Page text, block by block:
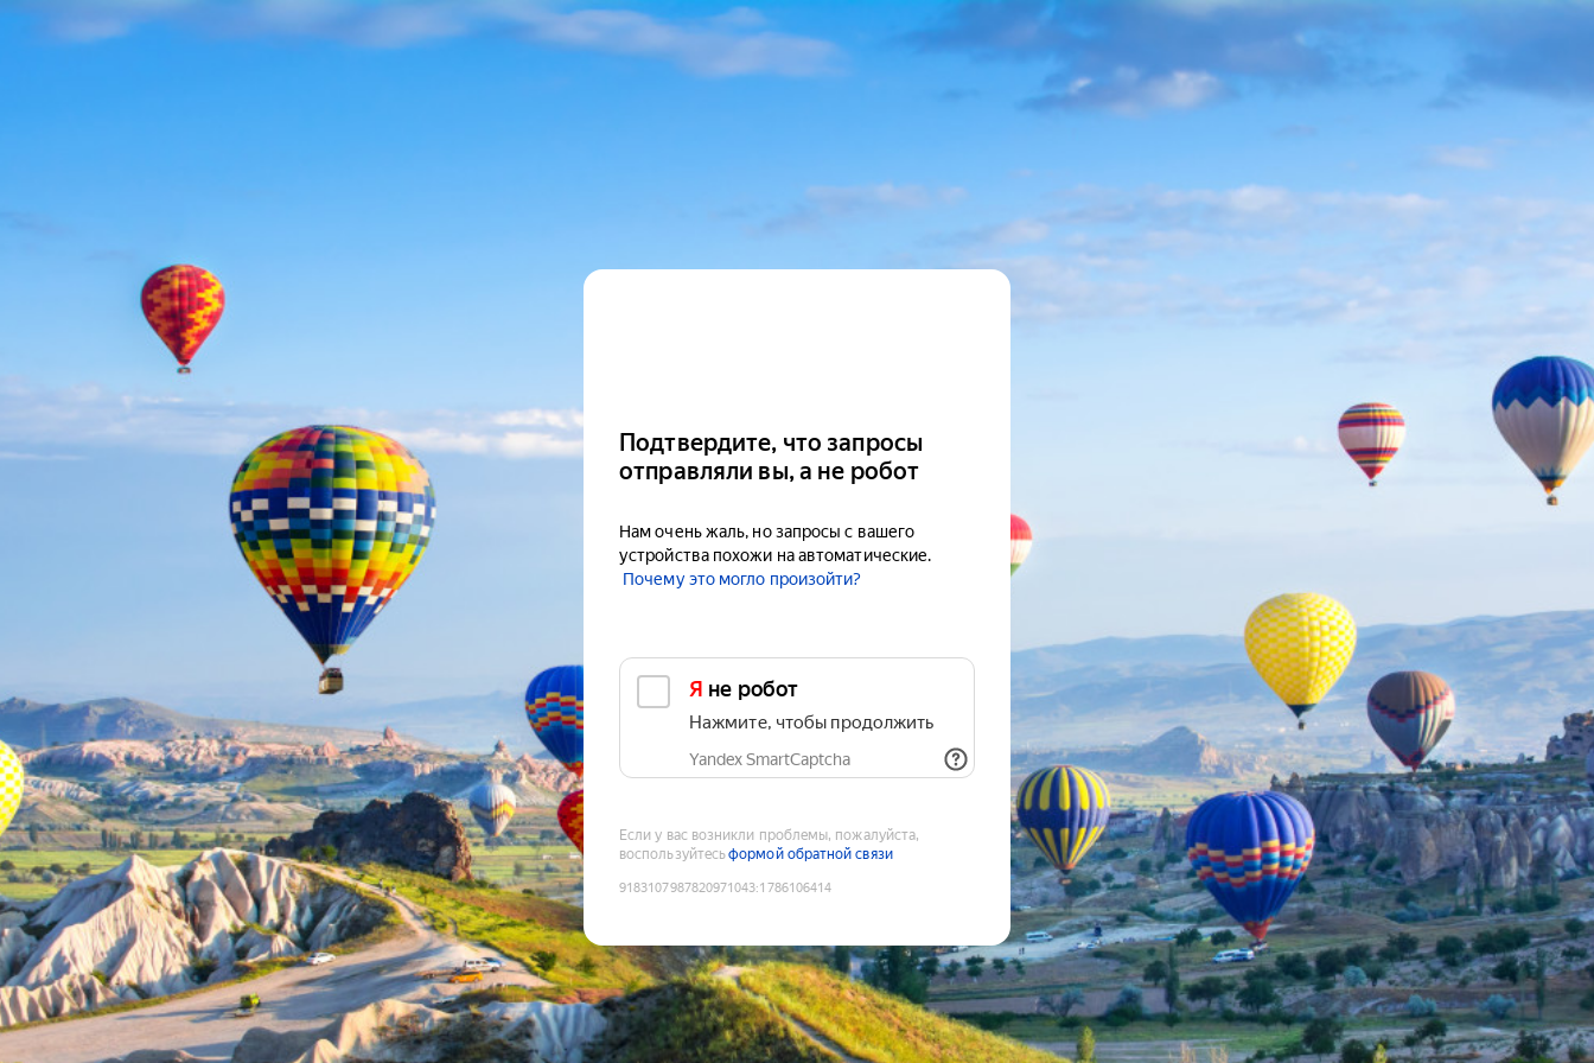
Подтвердите, что запросы
отправляли вы, а не робот
Нам очень жаль, но запросы с вашего
устройства похожи на автоматические.
Почему это могло произойти?
Я не робот
Нажмите, чтобы продолжить
Yandex SmartCaptcha
Если у вас возникли проблемы, пожалуйста,
воспользуйтесьформой обратной связи
9183107987820971043:1786106414